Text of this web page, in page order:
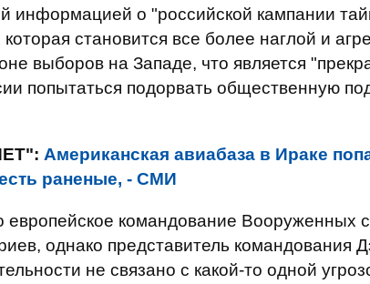
информацией о "российской кампании
становится все более наглой и
выборов на Западе, что является
попытаться подорвать общественную
Американская авиабаза в Ираке
раненые, - СМИ
европейское командование Вооруженных
однако представитель командования
не связано с какой-то одной